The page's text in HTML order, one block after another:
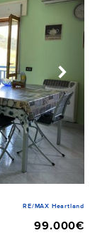
RE/MAX Heartland
99.000€